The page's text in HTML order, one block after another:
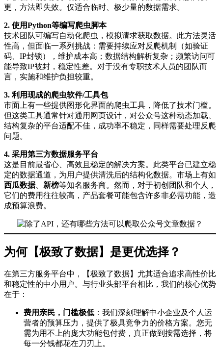
更，方法即失效。仅适合临时、极少量的数据需求。
2. 使用Python等编写爬虫脚本
技术团队可编写自动化爬虫，模拟请求获取数据。此方法灵活
性高，但面临一系列挑战：需要持续应对反爬机制（如验证
码、IP封锁），维护成本高；数据结构解析复杂；频繁访问可
能导致IP被封，稳定性差。对于没有专职技术人员的团队而
言，实施和维护负担较重。
3. 利用现成的爬虫软件/工具包
市面上有一些提供图形化界面的爬虫工具，降低了技术门槛。
但这类工具通常针对通用网页设计，对公众号这种动态加载、
结构复杂的平台适配不佳，成功率不稳定，同样需要处理反爬
问题。
4. 采用第三方数据服务平台
这是目前最省心、高效且稳定的解决方案。此类平台已建立稳
定的数据通道，为用户提供清洗后的结构化数据。市场上有如
西瓜数据、 新榜等知名服务商。然而，对于初创团队和个人，
它们的费用往往较高，产品套餐可能包含许多非必需功能，造
成预算浪费。
为何【极致了数据】是更优选择？
在第三方服务平台中，【极致了数据】尤其适合追求高性价比
和稳定性的中小用户。与行业头部平台相比，我们的核心优势
在于：
费用亲民，门槛极低 ：我们深刻理解中小企业及个人运
营者的预算压力，提供了极具竞争力的价格方案。您无
需为用不上的庞大功能包付费，真正做到按需选择，将
每一分钱都花在刀刃上。